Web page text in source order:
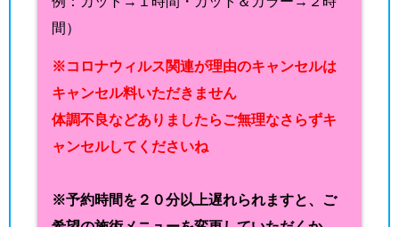
間）
※コロナウィルス関連が理由のキャンセルは
キャンセル料いただきません
体調不良などありましたらご無理なさらずキ
ャンセルしてくださいね
※予約時間を２０分以上遅れられますと、ご